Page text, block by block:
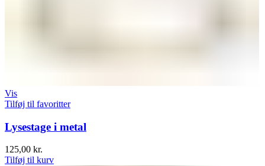
Vis
Tilføj til favoritter
Lysestage i metal
125,00 kr.
Tilføj til kurv